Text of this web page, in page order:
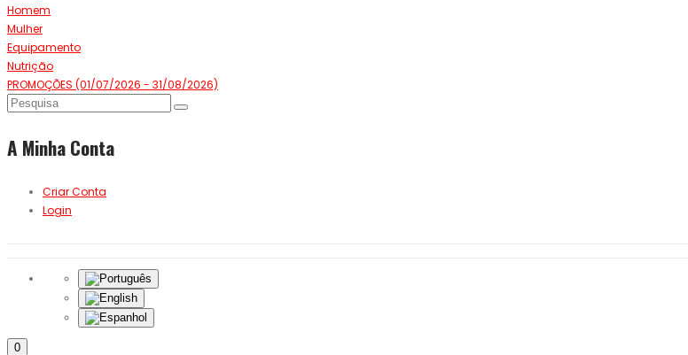
Homem
Mulher
Equipamento
Nutrição
PROMOÇÕES (01/07/2026 - 31/08/2026)
A Minha Conta
Criar Conta
Login
0